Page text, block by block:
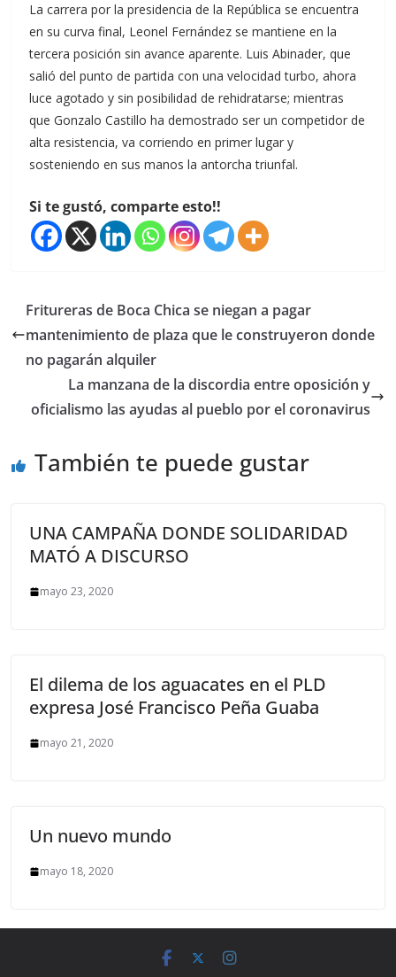
La carrera por la presidencia de la República se encuentra
en su curva final, Leonel Fernández se mantiene en la
tercera posición sin avance aparente. Luis Abinader, que
salió del punto de partida con una velocidad turbo, ahora
luce agotado y sin posibilidad de rehidratarse; mientras
que Gonzalo Castillo ha demostrado ser un competidor de
alta resistencia, va corriendo en primer lugar y
sosteniendo en sus manos la antorcha triunfal.
Si te gustó, comparte esto!!
Fritureras de Boca Chica se niegan a pagar
mantenimiento de plaza que le construyeron donde
no pagarán alquiler
La manzana de la discordia entre oposición y
oficialismo las ayudas al pueblo por el coronavirus
También te puede gustar
UNA CAMPAÑA DONDE SOLIDARIDAD
MATÓ A DISCURSO
mayo 23, 2020
El dilema de los aguacates en el PLD
expresa José Francisco Peña Guaba
mayo 21, 2020
Un nuevo mundo
mayo 18, 2020